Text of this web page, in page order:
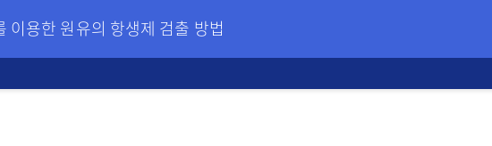
이용한 원유의 항생제 검출 방법